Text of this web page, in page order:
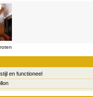
en functioneel